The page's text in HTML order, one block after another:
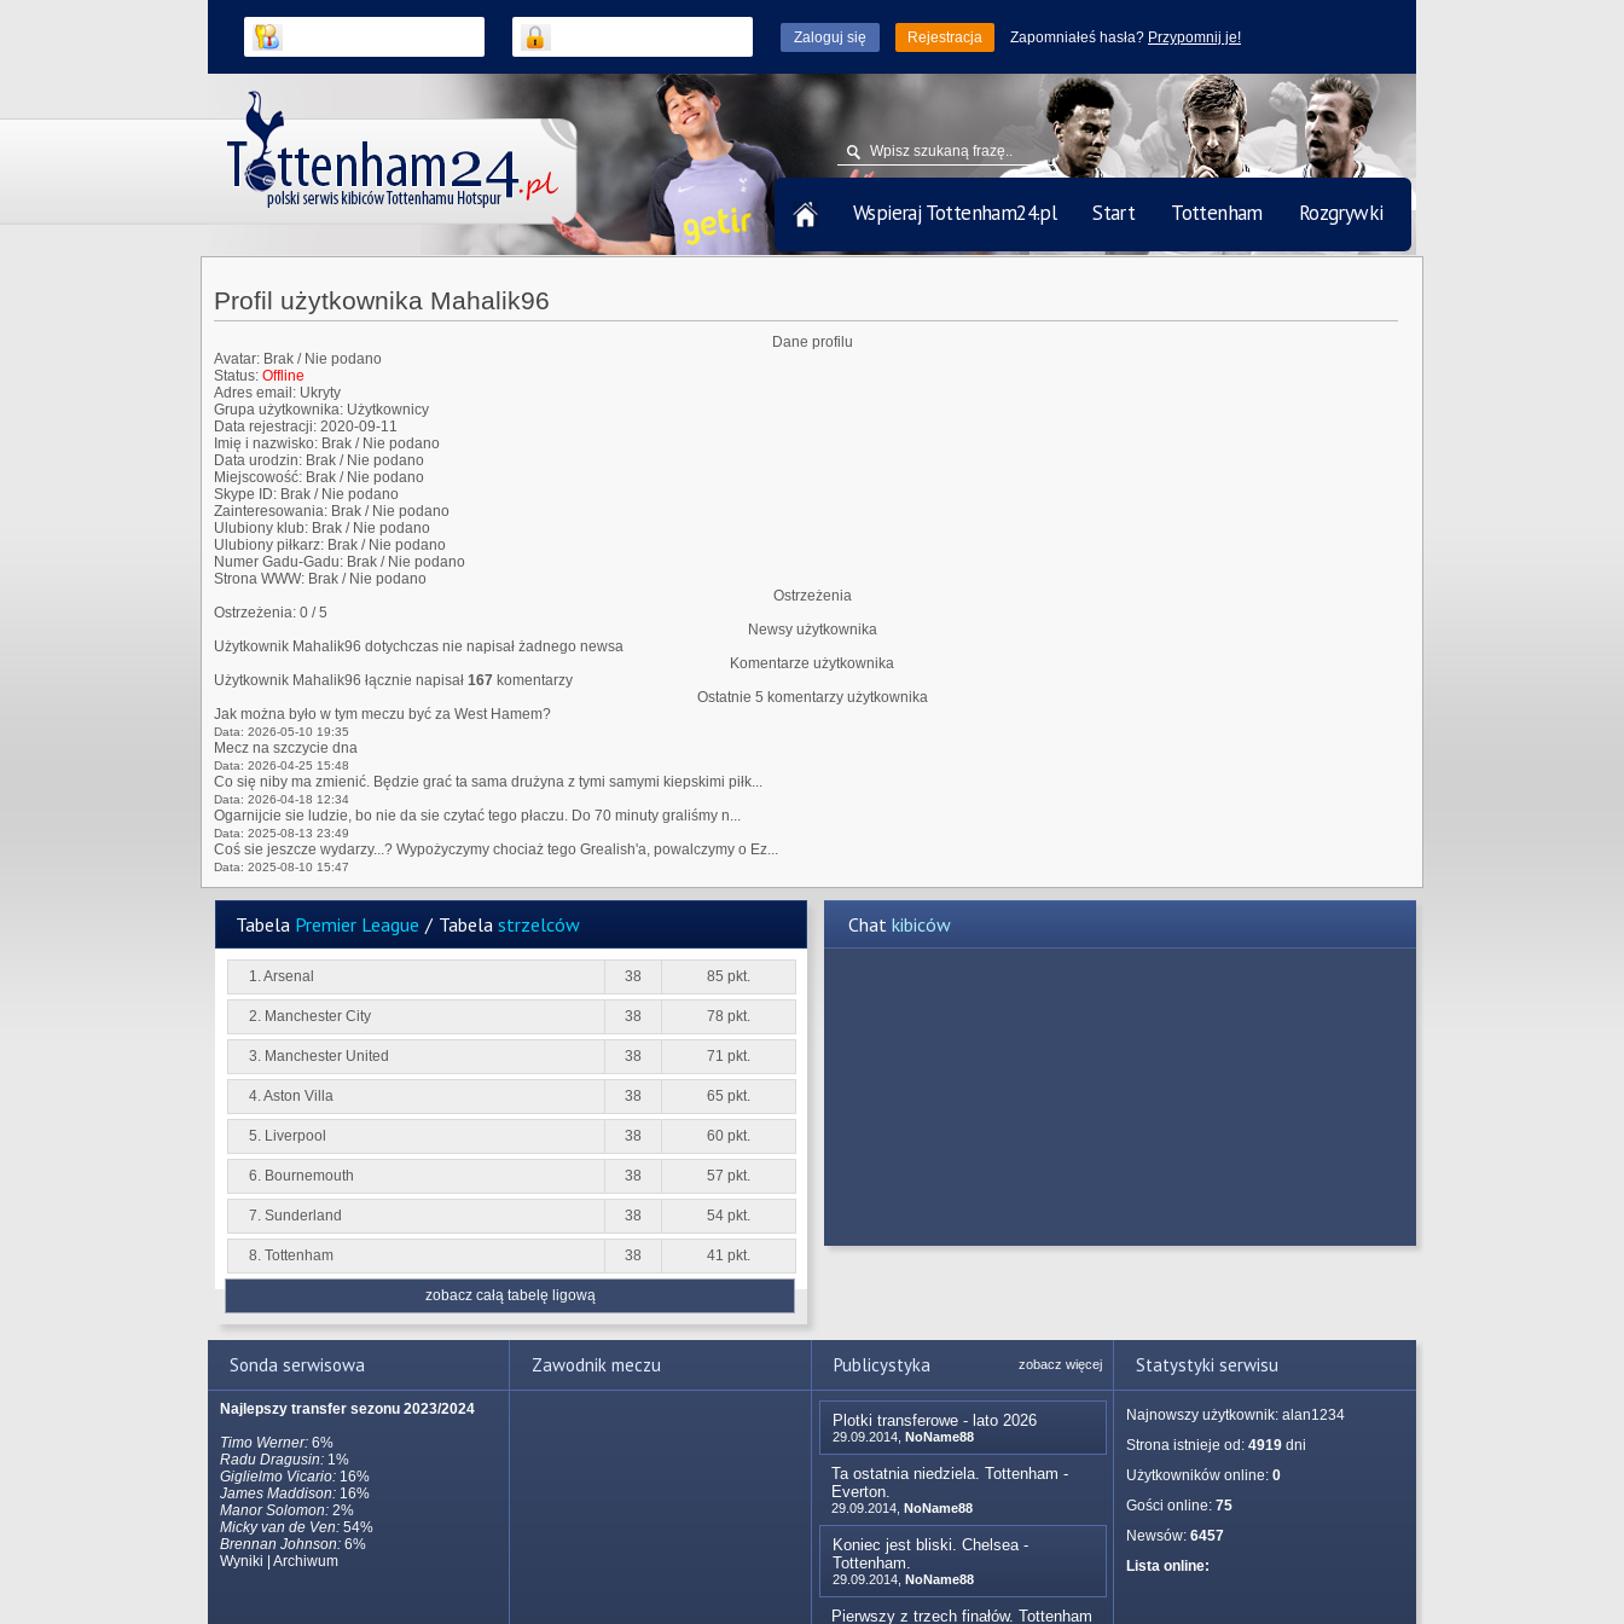
Rejestracja Zapomniałeś hasła? Przypomnij je!
Wspieraj Tottenham24.pl Start Tottenham Rozgrywki
Profil użytkownika Mahalik96
Dane profilu
Avatar: Brak / Nie podano
Status: Offline
Adres email: Ukryty
Grupa użytkownika: Użytkownicy
Data rejestracji: 2020-09-11
Imię i nazwisko: Brak / Nie podano
Data urodzin: Brak / Nie podano
Miejscowość: Brak / Nie podano
Skype ID: Brak / Nie podano
Zainteresowania: Brak / Nie podano
Ulubiony klub: Brak / Nie podano
Ulubiony piłkarz: Brak / Nie podano
Numer Gadu-Gadu: Brak / Nie podano
Strona WWW: Brak / Nie podano
Ostrzeżenia
Ostrzeżenia: 0 / 5
Newsy użytkownika
Użytkownik Mahalik96 dotychczas nie napisał żadnego newsa
Komentarze użytkownika
Użytkownik Mahalik96 łącznie napisał 167 komentarzy
Ostatnie 5 komentarzy użytkownika
Jak można było w tym meczu być za West Hamem?
Data: 2026-05-10 19:35
Mecz na szczycie dna
Data: 2026-04-25 15:48
Co się niby ma zmienić. Będzie grać ta sama drużyna z tymi samymi kiepskimi piłk...
Data: 2026-04-18 12:34
Ogarnijcie sie ludzie, bo nie da sie czytać tego płaczu. Do 70 minuty graliśmy n...
Data: 2025-08-13 23:49
Coś sie jeszcze wydarzy...? Wypożyczymy chociaż tego Grealish'a, powalczymy o Ez...
Data: 2025-08-10 15:47
Tabela Premier League / Tabela strzelców
1. Arsenal 38 85 pkt.
2. Manchester City 38 78 pkt.
3. Manchester United 38 71 pkt.
4. Aston Villa 38 65 pkt.
5. Liverpool 38 60 pkt.
6. Bournemouth 38 57 pkt.
7. Sunderland 38 54 pkt.
8. Tottenham 38 41 pkt.
zobacz całą tabelę ligową
Chat kibiców
Sonda serwisowa
Najlepszy transfer sezonu 2023/2024
Timo Werner: 6%
Radu Dragusin: 1%
Giglielmo Vicario: 16%
James Maddison: 16%
Manor Solomon: 2%
Micky van de Ven: 54%
Brennan Johnson: 6%
Wyniki
Archiwum
Zawodnik meczu Publicystyka zobacz więcej
Plotki transferowe - lato 2026
29.09.2014, NoName88
Ta ostatnia niedziela. Tottenham -
Everton.
29.09.2014, NoName88
Koniec jest bliski. Chelsea -
Tottenham.
29.09.2014, NoName88
Pierwszy z trzech finałów. Tottenham
Statystyki serwisu
Najnowszy użytkownik: alan1234
Strona istnieje od: 4919 dni
Użytkowników online: 0
Gości online: 75
Newsów: 6457
Lista online: